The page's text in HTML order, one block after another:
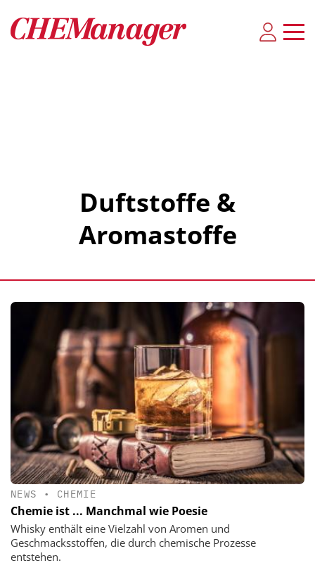
Duftstoffe &
Aromastoffe
NEWS • CHEMIE
Chemie ist ... Manchmal wie Poesie
Whisky enthält eine Vielzahl von Aromen und
Geschmacksstoffen, die durch chemische Prozesse
entstehen.